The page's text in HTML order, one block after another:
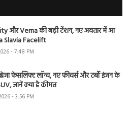
और Verna की बढ़ी टेंशन, नए अवतार में आ
Slavia Facelift
- 7:48 PM
फेसलिफ्ट लॉन्च, नए फीचर्स और टर्बो इंजन के
जानें क्या है कीमत
- 3:56 PM